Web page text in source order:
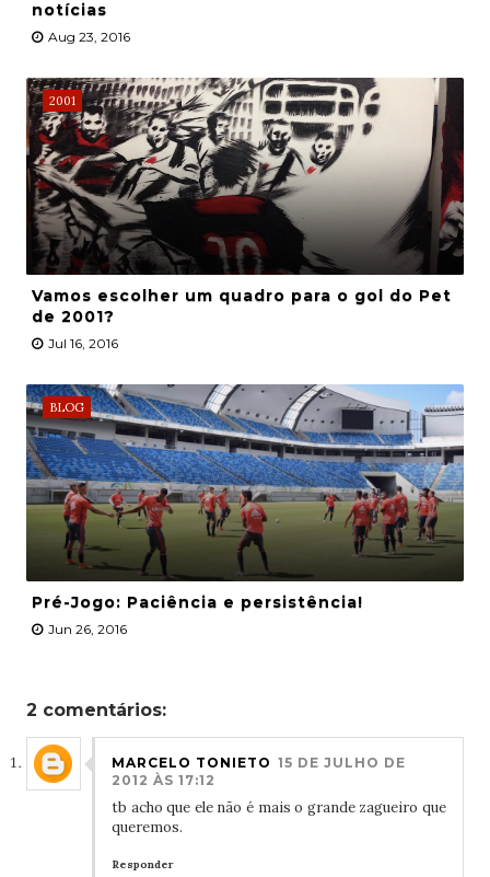
notícias
Aug 23, 2016
2001
Vamos escolher um quadro para o gol do Pet
de 2001?
Jul 16, 2016
BLOG
Pré-Jogo: Paciência e persistência!
Jun 26, 2016
2 comentários:
MARCELO TONIETO 15 DE JULHO DE
2012 ÀS 17:12
tb acho que ele não é mais o grande zagueiro que
queremos.
Responder